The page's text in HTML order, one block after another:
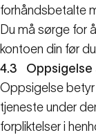
forhåndsbetalte
Du må sørge for
kontoen din før
4.3
Oppsigelse
Oppsigelse betyr
tjeneste under
forpliktelser i